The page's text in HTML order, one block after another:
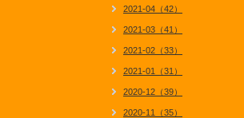
2021-04（42）
2021-03（41）
2021-02（33）
2021-01（31）
2020-12（39）
2020-11（35）